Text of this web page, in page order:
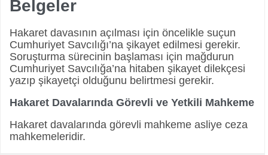
Belgeler
Hakaret davasının açılması için öncelikle suçun
Cumhuriyet Savcılığı’na şikayet edilmesi gerekir.
Soruşturma sürecinin başlaması için mağdurun
Cumhuriyet Savcılığa’na hitaben şikayet dilekçesi
yazıp şikayetçi olduğunu belirtmesi gerekir.
Hakaret Davalarında Görevli ve Yetkili Mahkeme
Hakaret davalarında görevli mahkeme asliye ceza
mahkemeleridir.